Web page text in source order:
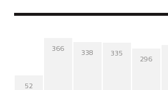
52
366 338 335
296